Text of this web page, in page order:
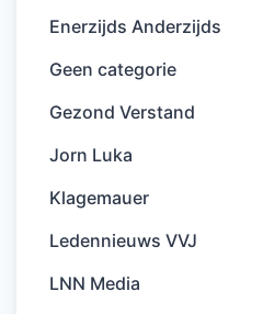
Enerzijds Anderzijds
Geen categorie
Gezond Verstand
Jorn Luka
Klagemauer
Ledennieuws VVJ
LNN Media